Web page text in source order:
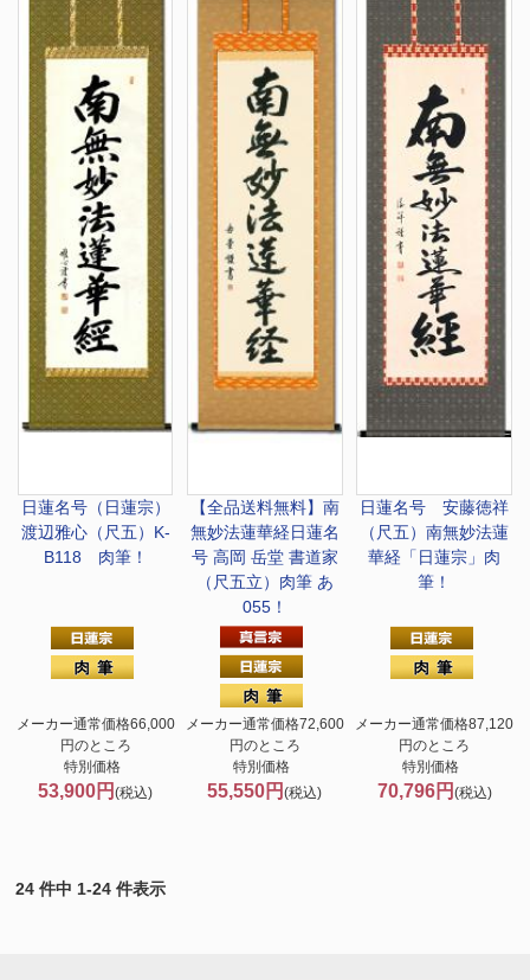
日蓮名号（日蓮宗）
渡辺雅心（尺五）K-
B118 肉筆！
メーカー通常価格66,000
円のところ
特別価格
53,900円(税込)
【全品送料無料】南
無妙法蓮華経日蓮名
号 高岡 岳堂 書道家
（尺五立）肉筆 あ
055！
メーカー通常価格72,600
円のところ
特別価格
55,550円(税込)
日蓮名号 安藤徳祥
（尺五）南無妙法蓮
華経「日蓮宗」肉
筆！
メーカー通常価格87,120
円のところ
特別価格
70,796円 (税込)
24 件中 1-24 件表示